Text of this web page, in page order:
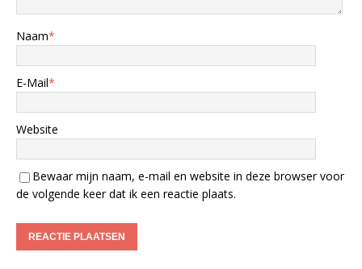
Naam*
E-Mail*
Website
Bewaar mijn naam, e-mail en website in deze browser voor
de volgende keer dat ik een reactie plaats.